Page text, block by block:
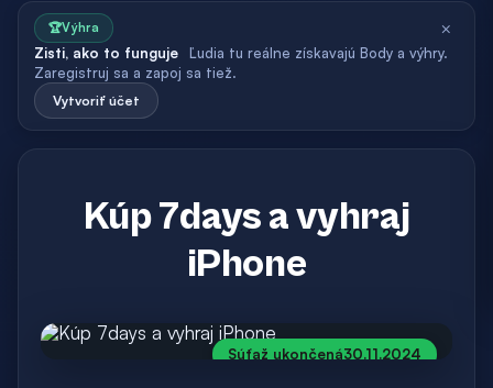
🏆Výhra
Zisti, ako to funguje
Ľudia tu reálne získavajú Body a výhry.
Zaregistruj sa a zapoj sa tiež.
Vytvoriť účet
×
Kúp 7days a vyhraj
iPhone
Súťaž ukončená30.11.2024